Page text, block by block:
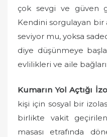
çok sevgi ve güven
Kendini sorgulayan bir
seviyor mu, yoksa
diye düşünmeye
evlilikleri ve aile
Kumarın Yol Açtığı
kişi için sosyal bir
birlikte vakit
masası etrafında